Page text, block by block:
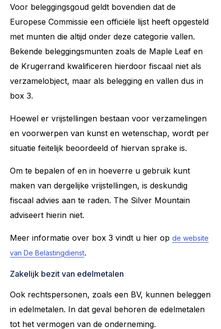
Voor beleggingsgoud geldt bovendien dat de
Europese Commissie een officiële lijst heeft opgesteld
met munten die altijd onder deze categorie vallen.
Bekende beleggingsmunten zoals de Maple Leaf en
de Krugerrand kwalificeren hierdoor fiscaal niet als
verzamelobject, maar als belegging en vallen dus in
box 3.
Hoewel er vrijstellingen bestaan voor verzamelingen
en voorwerpen van kunst en wetenschap, wordt per
situatie feitelijk beoordeeld of hiervan sprake is.
Om te bepalen of en in hoeverre u gebruik kunt
maken van dergelijke vrijstellingen, is deskundig
fiscaal advies aan te raden. The Silver Mountain
adviseert hierin niet.
Meer informatie over box 3 vindt u hier op de website
van De Belastingdienst.
Zakelijk bezit van edelmetalen
Ook rechtspersonen, zoals een BV, kunnen beleggen
in edelmetalen. In dat geval behoren de edelmetalen
tot het vermogen van de onderneming.